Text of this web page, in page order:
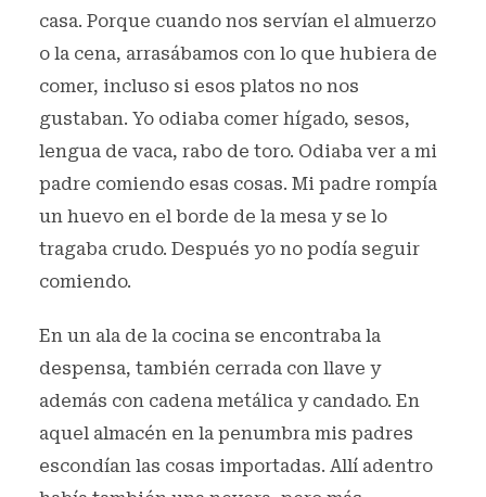
casa. Porque cuando nos servían el almuerzo
o la cena, arrasábamos con lo que hubiera de
comer, incluso si esos platos no nos
gustaban. Yo odiaba comer hígado, sesos,
lengua de vaca, rabo de toro. Odiaba ver a mi
padre comiendo esas cosas. Mi padre rompía
un huevo en el borde de la mesa y se lo
tragaba crudo. Después yo no podía seguir
comiendo.
En un ala de la cocina se encontraba la
despensa, también cerrada con llave y
además con cadena metálica y candado. En
aquel almacén en la penumbra mis padres
escondían las cosas importadas. Allí adentro